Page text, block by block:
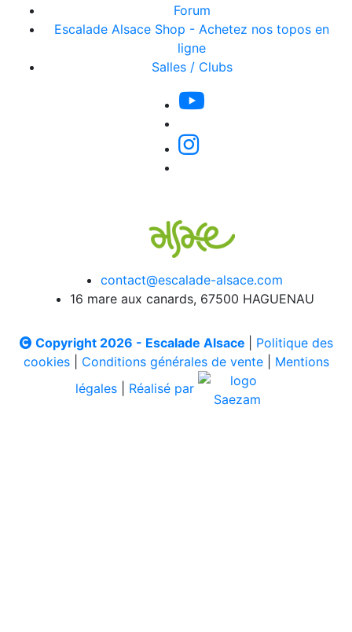
Forum
Escalade Alsace Shop - Achetez nos topos en
ligne
Salles / Clubs
contact@escalade-alsace.com
16 mare aux canards, 67500 HAGUENAU
Copyright 2026 - Escalade Alsace
Politique des
cookies| Conditions générales de vente| Mentions
légales
Réalisé par